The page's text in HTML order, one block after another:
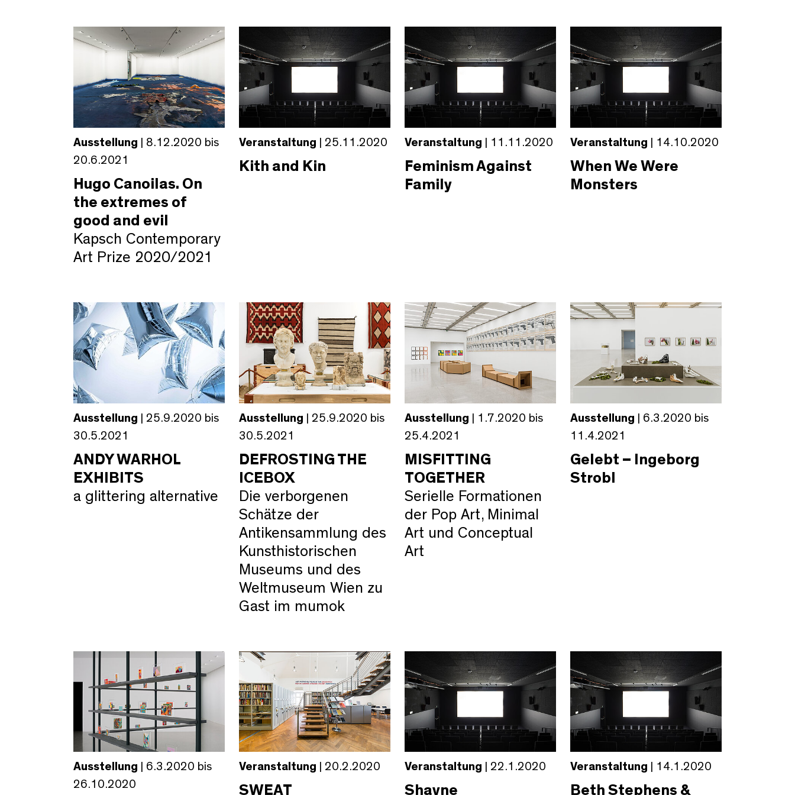
Ausstellung | 8.12.2020 bis
20.6.2021
Hugo Canoilas. On
the extremes of
good and evil
Kapsch Contemporary
Art Prize 2020/2021
Veranstaltung | 25.11.2020
Kith and Kin
Veranstaltung | 11.11.2020
Feminism Against
Family
Veranstaltung | 14.10.2020
When We Were
Monsters
Ausstellung | 25.9.2020 bis
30.5.2021
ANDY WARHOL
EXHIBITS
a glittering alternative
Ausstellung | 25.9.2020 bis
30.5.2021
DEFROSTING THE
ICEBOX
Die verborgenen
Schätze der
Antikensammlung des
Kunsthistorischen
Museums und des
Weltmuseum Wien zu
Gast im mumok
Ausstellung | 1.7.2020 bis
25.4.2021
MISFITTING
TOGETHER
Serielle Formationen
der Pop Art, Minimal
Art und Conceptual
Art
Ausstellung | 6.3.2020 bis
11.4.2021
Gelebt – Ingeborg
Strobl
Ausstellung | 6.3.2020 bis
26.10.2020
Veranstaltung | 20.2.2020
SWEAT
Veranstaltung | 22.1.2020
Shayne
Veranstaltung | 14.1.2020
Beth Stephens &